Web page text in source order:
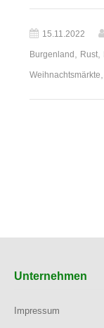
15.11.2022
Burgenland , Rust,
Weihnachtsmärkte,
Unternehmen
Impressum